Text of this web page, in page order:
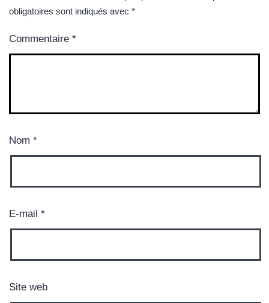
obligatoires sont indiqués avec *
Commentaire *
Nom *
E-mail *
Site web